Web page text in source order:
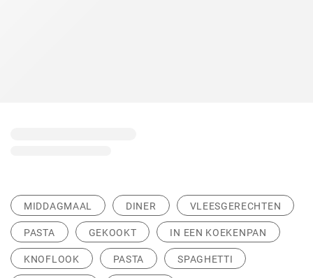
MIDDAGMAAL DINER VLEESGERECHTEN
PASTA GEKOOKT IN EEN KOEKENPAN
KNOFLOOK PASTA SPAGHETTI